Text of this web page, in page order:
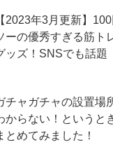
【2023年3月更新】
ーの優秀すぎる筋ト
ッズ！SNSでも話題
チャガチャの設置場
からない！というと
とめてみました！